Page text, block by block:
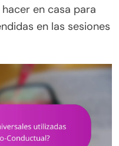
en casa para
en las sesiones